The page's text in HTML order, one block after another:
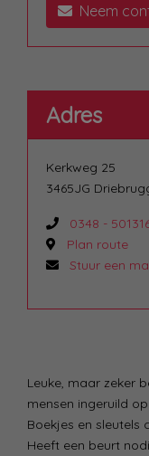
Leuke, maar zeker
mensen ingeruild
Boekjes en sleutels
Heeft een beurt
Neem
Adres
Kerkweg 25
3465JG
0348 -
Plan route
Stuur een